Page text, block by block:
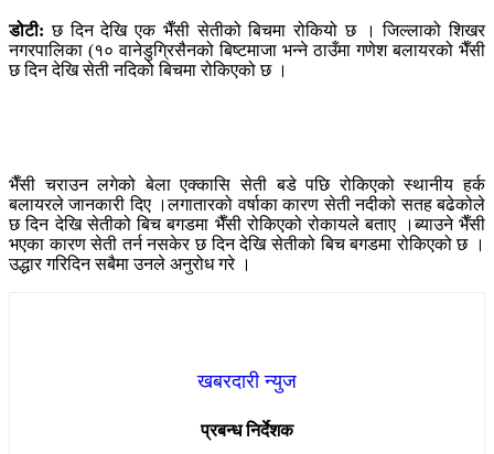
डोटी:छ दिन देखि एक भैँसी सेतीको बिचमा रोकियो छ । जिल्लाको शिखर
नगरपालिका (१० वानेडुग्रिसैनको बिष्टमाजा भन्ने ठाउँमा गणेश बलायरको भैँसी
छ दिन देखि सेती नदिको बिचमा रोकिएको छ ।
भैँसी चराउन लगेको बेला एक्कासि सेती बडे पछि रोकिएको स्थानीय हर्क
बलायरले जानकारी दिए ।लगातारको वर्षाका कारण सेती नदीको सतह बढेकोले
छ दिन देखि सेतीको बिच बगडमा भैँसी रोकिएको रोकायले बताए ।ब्याउने भैँसी
भएका कारण सेती तर्न नसकेर छ दिन देखि सेतीको बिच बगडमा रोकिएको छ ।
उद्धार गरिदिन सबैमा उनले अनुरोध गरे ।
खबरदारी न्युज
प्रबन्ध निर्देशक